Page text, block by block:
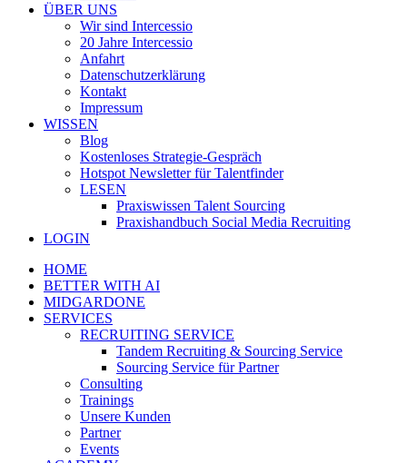
ÜBER UNS
Wir sind Intercessio
20 Jahre Intercessio
Anfahrt
Datenschutzerklärung
Kontakt
Impressum
WISSEN
Blog
Kostenloses Strategie-Gespräch
Hotspot Newsletter für Talentfinder
LESEN
Praxiswissen Talent Sourcing
Praxishandbuch Social Media Recruiting
LOGIN
HOME
BETTER WITH AI
MIDGARDONE
SERVICES
RECRUITING SERVICE
Tandem Recruiting & Sourcing Service
Sourcing Service für Partner
Consulting
Trainings
Unsere Kunden
Partner
Events